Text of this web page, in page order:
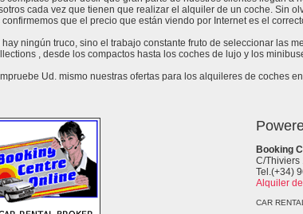
cada vez que tienen que realizar el alquiler de un coche. Sin
confirmemos que el precio que están viendo por Internet es el
hay ningún truco, sino el trabajo constante fruto de seleccionar las
, desde los compactos hasta los coches de lujo y los
Ud. mismo nuestras ofertas para los alquileres de coches
Booking
C/Thiviers
Tel.(+34)
Alquiler
CAR